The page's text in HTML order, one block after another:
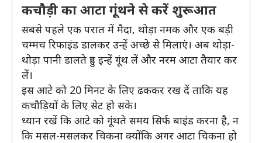
कचौड़ी का आटा गूंथने से करें शुरूआत
सबसे पहले एक परात में मैदा, थोड़ा नमक और एक बड़ी
चम्मच रिफाइंड डालकर उन्हें अच्छे से मिलाएं। अब थोड़ा-
थोड़ा पानी डालते हुए इन्हें गूंथ लें और नरम आटा तैयार कर
लें।
इस आटे को 20 मिनट के लिए ढककर रख दें ताकि यह
कचौड़ियों के लिए सेट हो सके।
ध्यान रखें कि आटे को गूंथते समय सिर्फ बाइंड करना है, न
कि मसल-मसलकर चिकना क्योंकि अगर आटा चिकना हो